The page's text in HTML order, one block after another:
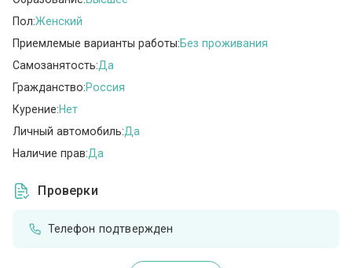
Пол:Женский
Приемлемые варианты работы:Без проживания
Самозанятость:Да
Гражданство:Россия
Курение:Нет
Личный автомобиль:Да
Наличие прав:Да
Проверки
Телефон подтвержден